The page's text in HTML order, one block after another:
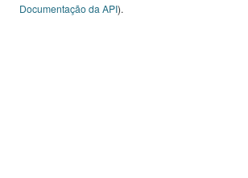
Documentação da API).